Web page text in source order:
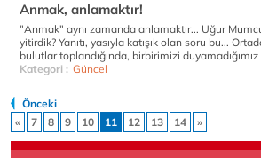
Anmak, anlamaktır!
"Anmak" aynı zamanda anlamaktır... Uğur
yitirdik? Yanıtı, yasıyla katışık olan soru bu...
bulutlar toplandığında, birbirimizi duyamadığımız
Kategori : Güncel
Önceki
«
7 8 9 10 11 12 13 14 »